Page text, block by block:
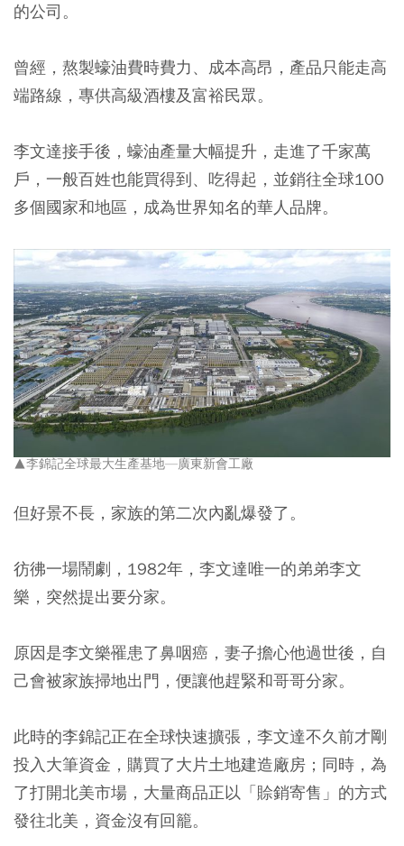
的公司。
曾經，熬製蠔油費時費力、成本高昂，產品只能走高
端路線，專供高級酒樓及富裕民眾。
李文達接手後，蠔油產量大幅提升，走進了千家萬
戶，一般百姓也能買得到、吃得起，並銷往全球100
多個國家和地區，成為世界知名的華人品牌。
▲李錦記全球最大生產基地—廣東新會工廠
但好景不長，家族的第二次內亂爆發了。
彷彿一場鬧劇，1982年，李文達唯一的弟弟李文
樂，突然提出要分家。
原因是李文樂罹患了鼻咽癌，妻子擔心他過世後，自
己會被家族掃地出門，便讓他趕緊和哥哥分家。
此時的李錦記正在全球快速擴張，李文達不久前才剛
投入大筆資金，購買了大片土地建造廠房；同時，為
了打開北美市場，大量商品正以「賒銷寄售」的方式
發往北美，資金沒有回籠。